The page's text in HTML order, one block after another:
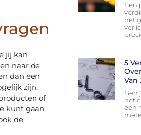
jij kan
naar de
dan een
zijn.
of
kunt gaan
de
Een
het
5
Van
Ben
het
een